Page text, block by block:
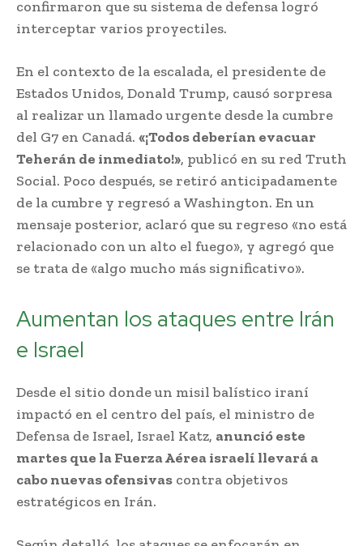
confirmaron que su sistema de defensa logró
interceptar varios proyectiles.
En el contexto de la escalada, el presidente de
Estados Unidos, Donald Trump, causó sorpresa
al realizar un llamado urgente desde la cumbre
del G7 en Canadá. «¡Todos deberían evacuar
Teherán de inmediato!», publicó en su red Truth
Social. Poco después, se retiró anticipadamente
de la cumbre y regresó a Washington. En un
mensaje posterior, aclaró que su regreso «no está
relacionado con un alto el fuego», y agregó que
se trata de «algo mucho más significativo».
Aumentan los ataques entre Irán
e Israel
Desde el sitio donde un misil balístico iraní
impactó en el centro del país, el ministro de
Defensa de Israel, Israel Katz, anunció este
martes que la Fuerza Aérea israelí llevará a
cabo nuevas ofensivas contra objetivos
estratégicos en Irán.